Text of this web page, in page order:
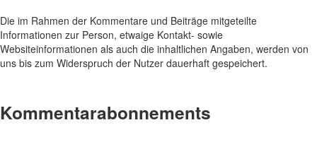
Die im Rahmen der Kommentare und Beiträge mitgeteilte
Informationen zur Person, etwaige Kontakt- sowie
Websiteinformationen als auch die inhaltlichen Angaben, werden von
uns bis zum Widerspruch der Nutzer dauerhaft gespeichert.
Kommentarabonnements